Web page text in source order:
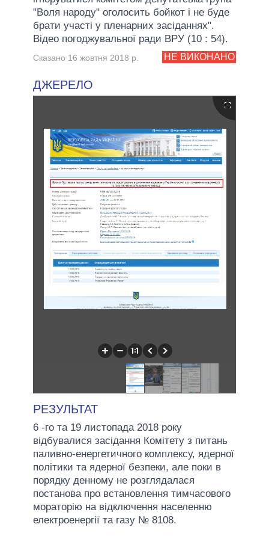
"Воля народу" оголосить бойкот і не буде
брати участі у пленарних засіданнях".
Відео погоджувальної ради ВРУ (10 : 54).
НЕ ВИКОНАНО
Сказано 16 жовтня 2018 р.
ДЖЕРЕЛО
РЕЗУЛЬТАТ
6 -го та 19 листопада 2018 року
відбувалися засідання Комітету з питань
паливно-енергетичного комплексу, ядерної
політики та ядерної безпеки, але поки в
порядку денному не розглядалася
постанова про встановлення тимчасового
мораторію на відключення населенню
електроенергії та газу № 8108.